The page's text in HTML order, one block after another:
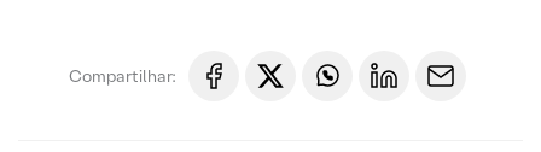
Compartilhar: